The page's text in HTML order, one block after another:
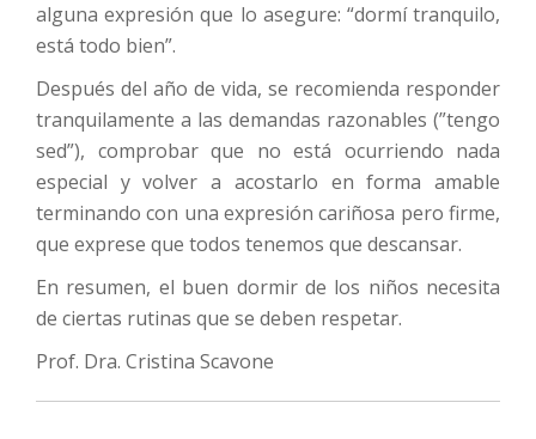
alguna expresión que lo asegure: “dormí tranquilo,
está todo bien”.
Después del año de vida, se recomienda responder
tranquilamente a las demandas razonables (”tengo
sed”), comprobar que no está ocurriendo nada
especial y volver a acostarlo en forma amable
terminando con una expresión cariñosa pero firme,
que exprese que todos tenemos que descansar.
En resumen, el buen dormir de los niños necesita
de ciertas rutinas que se deben respetar.
Prof. Dra. Cristina Scavone